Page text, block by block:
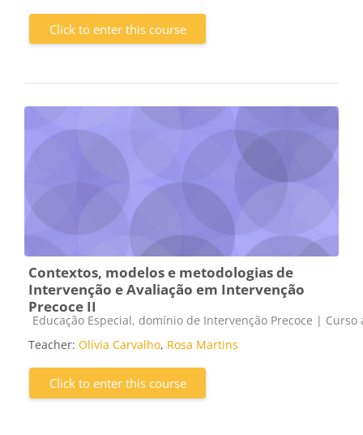
Click to enter this course
Contextos, modelos e metodologias de
Intervenção e Avaliação em Intervenção
Precoce II
Course category
Educação Especial, domínio de Intervenção Precoce |
Teacher: Olívia Carvalho, Rosa Martins
Click to enter this course